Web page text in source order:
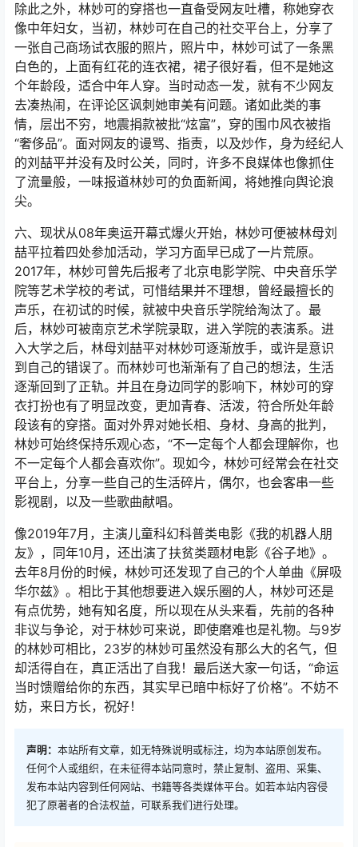
除此之外，林妙可的穿搭也一直备受网友吐槽，称她穿衣
像中年妇女，当初，林妙可在自己的社交平台上，分享了
一张自己商场试衣服的照片，照片中，林妙可试了一条黑
白色的，上面有红花的连衣裙，裙子很好看，但不是她这
个年龄段，适合中年人穿。当时动态一发，就有不少网友
去凑热闹，在评论区讽刺她审美有问题。诸如此类的事
情，层出不穷，地震捐款被批“炫富”，穿的围巾风衣被指
“奢侈品”。面对网友的谩骂、指责，以及炒作，身为经纪人
的刘喆平并没有及时公关，同时，许多不良媒体也像抓住
了流量般，一味报道林妙可的负面新闻，将她推向舆论浪
尖。
六、现状从08年奥运开幕式爆火开始，林妙可便被林母刘
喆平拉着四处参加活动，学习方面早已成了一片荒原。
2017年，林妙可曾先后报考了北京电影学院、中央音乐学
院等艺术学校的考试，可惜结果并不理想，曾经最擅长的
声乐，在初试的时候，就被中央音乐学院给淘汰了。最
后，林妙可被南京艺术学院录取，进入学院的表演系。进
入大学之后，林母刘喆平对林妙可逐渐放手，或许是意识
到自己的错误了。而林妙可也渐渐有了自己的想法，生活
逐渐回到了正轨。并且在身边同学的影响下，林妙可的穿
衣打扮也有了明显改变，更加青春、活泼，符合所处年龄
段该有的穿搭。面对外界对她长相、身材、身高的批判，
林妙可始终保持乐观心态，“不一定每个人都会理解你，也
不一定每个人都会喜欢你”。现如今，林妙可经常会在社交
平台上，分享一些自己的生活碎片，偶尔，也会客串一些
影视剧，以及一些歌曲献唱。
像2019年7月，主演儿童科幻科普类电影《我的机器人朋
友》，同年10月，还出演了扶贫类题材电影《谷子地》。
去年8月份的时候，林妙可还发现了自己的个人单曲《屏吸
华尔兹》。相比于其他想要进入娱乐圈的人，林妙可还是
有点优势，她有知名度，所以现在从头来看，先前的各种
非议与争论，对于林妙可来说，即使磨难也是礼物。与9岁
的林妙可相比，23岁的林妙可虽然没有那么大的名气，但
却活得自在，真正活出了自我！最后送大家一句话，“命运
当时馈赠给你的东西，其实早已暗中标好了价格”。不妨不
妨，来日方长，祝好！
声明： 本站所有文章，如无特殊说明或标注，均为本站原创发布。
任何个人或组织，在未征得本站同意时，禁止复制、盗用、采集、
发布本站内容到任何网站、书籍等各类媒体平台。如若本站内容侵
犯了原著者的合法权益，可联系我们进行处理。